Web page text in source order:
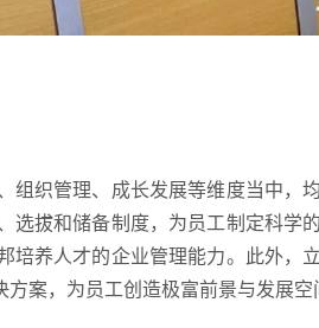
织管理、成长发展等维度当中，
拔和储备制度，为员工制定科学
养人才的企业管理能力。此外，
案，为员工创造极富前景与发展空